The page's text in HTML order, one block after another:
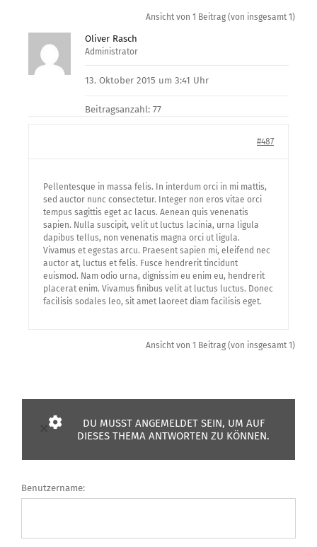
Ansicht von 1 Beitrag (von insgesamt 1)
Oliver Rasch
Administrator
13. Oktober 2015 um 3:41 Uhr
Beitragsanzahl: 77
#487
Pellentesque in massa felis. In interdum orci in mi mattis,
sed auctor nunc consectetur. Integer non eros vitae orci
tempus sagittis eget ac lacus. Aenean quis venenatis
sapien. Nulla suscipit, velit ut luctus lacinia, urna ligula
dapibus tellus, non venenatis magna orci ut ligula.
Vivamus et egestas arcu. Praesent sapien mi, eleifend nec
auctor at, luctus et felis. Fusce hendrerit tincidunt
euismod. Nam odio urna, dignissim eu enim eu, hendrerit
placerat enim. Vivamus finibus velit at luctus luctus. Donec
facilisis sodales leo, sit amet laoreet diam facilisis eget.
Ansicht von 1 Beitrag (von insgesamt 1)
DU MUSST ANGEMELDET SEIN, UM AUF
DIESES THEMA ANTWORTEN ZU KÖNNEN.
Benutzername: